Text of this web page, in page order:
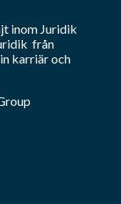
inom Juridik
från
karriär och